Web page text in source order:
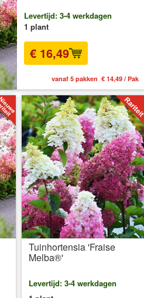
Levertijd: 3-4 werkdagen
1 plant
€ 16,49
vanaf 5 pakken € 14,49 / Pak
Tuinhortensia 'Fraise
Melba®'
Levertijd: 3-4 werkdagen